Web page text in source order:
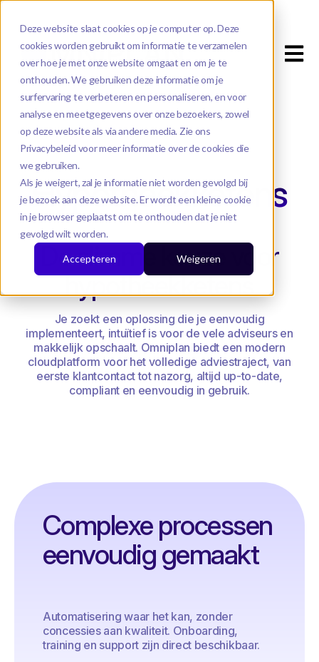
Deze website slaat cookies op je computer op. Deze
cookies worden gebruikt om informatie te verzamelen
over hoe je met onze website omgaat en om je te
onthouden. We gebruiken deze informatie om je
surfervaring te verbeteren en personaliseren, en voor
analyse en meetgegevens over onze bezoekers, zowel
op deze website als via andere media. Zie ons
Privacybeleid voor meer informatie over de cookies die
we gebruiken.
Als je weigert, zal je informatie niet worden gevolgd bij
je bezoek aan deze website. Er wordt een kleine cookie
in je browser geplaatst om te onthouden dat je niet
gevolgd wilt worden.
Accepteren Weigeren
Open
Hypotheekketens
De slimme keuze voor
hypotheekketens
Je zoekt een oplossing die je eenvoudig
implementeert, intuïtief is voor de vele adviseurs en
makkelijk opschaalt. Omniplan biedt een modern
cloudplatform voor het volledige adviestraject, van
eerste klantcontact tot nazorg, altijd up-to-date,
compliant en eenvoudig in gebruik.
Complexe processen
eenvoudig gemaakt
Automatisering waar het kan, zonder
concessies aan kwaliteit. Onboarding,
training en support zijn direct beschikbaar.